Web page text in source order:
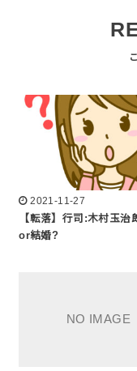
2021-11-27
【転落】行司:木村玉治
or結婚?